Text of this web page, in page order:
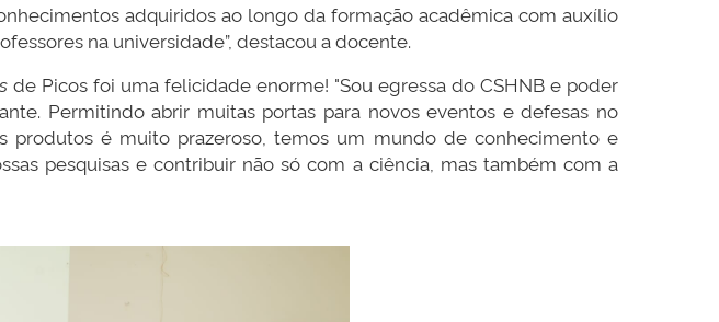
adquiridos ao longo da formação acadêmica com auxílio
na universidade”, destacou a docente.
de Picos foi uma felicidade enorme! "Sou egressa do CSHNB e poder
Permitindo abrir muitas portas para novos eventos e defesas no
produtos é muito prazeroso, temos um mundo de conhecimento e
pesquisas e contribuir não só com a ciência, mas também com a